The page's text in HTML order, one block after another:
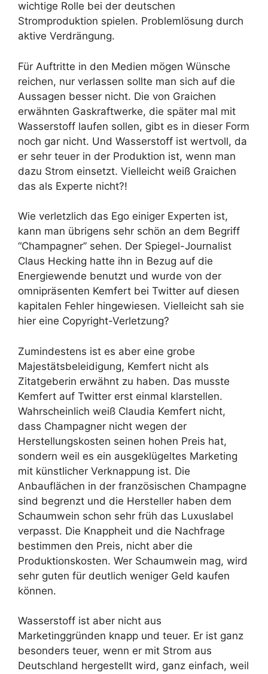
wichtige Rolle bei der deutschen
Stromproduktion spielen. Problemlösung durch
aktive Verdrängung.
Für Auftritte in den Medien mögen Wünsche
reichen, nur verlassen sollte man sich auf die
Aussagen besser nicht. Die von Graichen
erwähnten Gaskraftwerke, die später mal mit
Wasserstoff laufen sollen, gibt es in dieser Form
noch gar nicht. Und Wasserstoff ist wertvoll, da
er sehr teuer in der Produktion ist, wenn man
dazu Strom einsetzt. Vielleicht weiß Graichen
das als Experte nicht?!
Wie verletzlich das Ego einiger Experten ist,
kann man übrigens sehr schön an dem Begriff
“Champagner” sehen. Der Spiegel-Journalist
Claus Hecking hatte ihn in Bezug auf die
Energiewende benutzt und wurde von der
omnipräsenten Kemfert bei Twitter auf diesen
kapitalen Fehler hingewiesen. Vielleicht sah sie
hier eine Copyright-Verletzung?
Zumindestens ist es aber eine grobe
Majestätsbeleidigung, Kemfert nicht als
Zitatgeberin erwähnt zu haben. Das musste
Kemfert auf Twitter erst einmal klarstellen.
Wahrscheinlich weiß Claudia Kemfert nicht,
dass Champagner nicht wegen der
Herstellungskosten seinen hohen Preis hat,
sondern weil es ein ausgeklügeltes Marketing
mit künstlicher Verknappung ist. Die
Anbauflächen in der französischen Champagne
sind begrenzt und die Hersteller haben dem
Schaumwein schon sehr früh das Luxuslabel
verpasst. Die Knappheit und die Nachfrage
bestimmen den Preis, nicht aber die
Produktionskosten. Wer Schaumwein mag, wird
sehr guten für deutlich weniger Geld kaufen
können.
Wasserstoff ist aber nicht aus
Marketinggründen knapp und teuer. Er ist ganz
besonders teuer, wenn er mit Strom aus
Deutschland hergestellt wird, ganz einfach, weil